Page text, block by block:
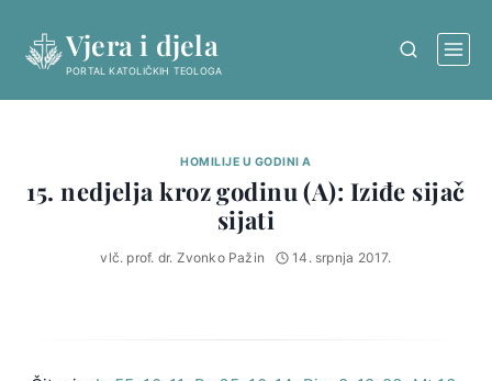
content
Vjera i djela
PORTAL KATOLIČKIH TEOLOGA
HOMILIJE U GODINI A
15. nedjelja kroz godinu (A): Iziđe sijač
sijati
vlč. prof. dr. Zvonko Pažin 14. srpnja 2017.